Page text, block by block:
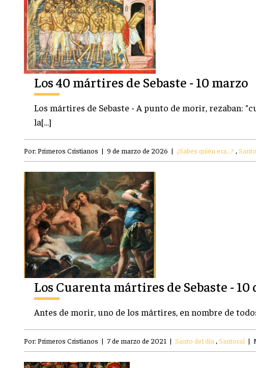
Los 40 mártires de Sebaste - 10 marzo
Los mártires de Sebaste - A punto de morir, rezaban:
la[…]
Por: Primeros Cristianos | 9 de marzo de 2026 | ¿Sabes quién era...? ,
Los Cuarenta mártires de Sebaste - 10
Antes de morir, uno de los mártires, en nombre de
Por: Primeros Cristianos | 7 de marzo de 2021 | Santo del día Santoral |